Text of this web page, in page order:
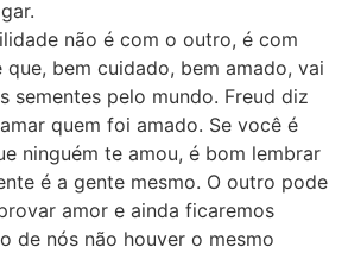
não é com o outro, é com
bem cuidado, bem amado, vai
sementes pelo mundo. Freud diz
quem foi amado. Se você é
ninguém te amou, é bom lembrar
é a gente mesmo. O outro pode
amor e ainda ficaremos
de nós não houver o mesmo